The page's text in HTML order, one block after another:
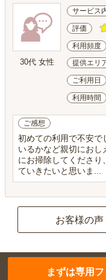
30代 女性
サービス
評価
利用頻度
提供エリ
ご利用日
利用時間
ご感想
初めての利用で不安で
いるかなど親切におし
にお掃除してくださり
ていきたいと思いま...
お客様の
まずは専用